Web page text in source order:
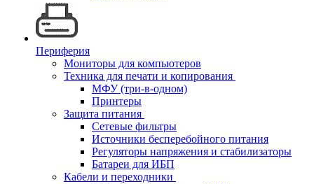
Периферия
Мониторы для компьютеров
Техника для печати и копирования
МФУ (три-в-одном)
Принтеры
Защита питания
Сетевые фильтры
Источники бесперебойного питания
Регуляторы напряжения и стабилизаторы
Батареи для ИБП
Кабели и переходники